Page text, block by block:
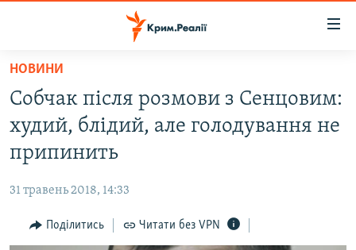
Перейти
основного
матеріалу
Перейти
до
основної
навігації
Перейти
до
НОВИНИ
ВОДА.КРИМ
ВІДЕО ТА ФОТО
БЛОГИ
ПОГЛЯД
НОВИНИ
Собчак після розмови з Сенцовим:
худий, блідий, але голодування не
припинить
31 травень 2018, 14:33
Поділитись Читати без VPN